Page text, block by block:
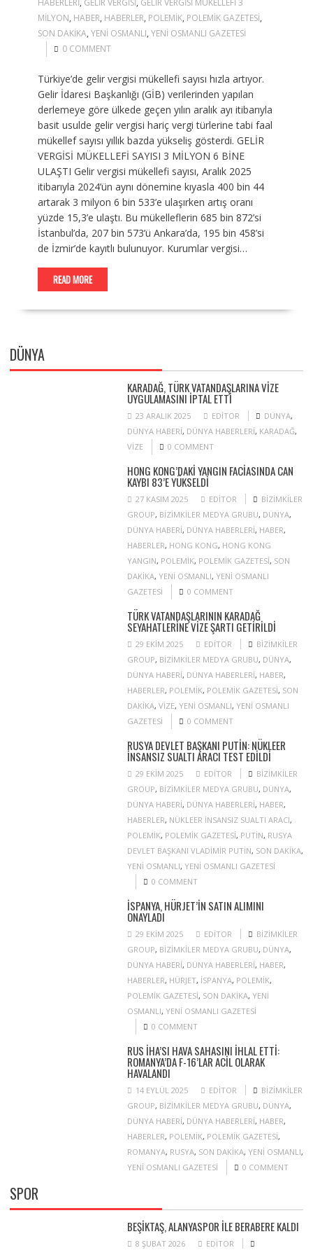
HABERLERI, GELIR VERGISI, GELIR VERGISI MÜKELLEFI 3
MILYON, HABER, HABERLER, POLEMIK, POLEMIK GAZETESI,
SON DAKIKA, YENI OSMANLI, YENI OSMANLI GAZETESI
0 COMMENT
Türkiye’de gelir vergisi mükellefi sayısı hızla artıyor.
Gelir İdaresi Başkanlığı (GİB) verilerinden yapılan
derlemeye göre ülkede geçen yılın aralık ayı itibarıyla
basit usulde gelir vergisi hariç vergi türlerine tabi faal
mükellef sayısı yıllık bazda yükseliş gösterdi. GELİR
VERGİSİ MÜKELLEFİ SAYISI 3 MİLYON 6 BİNE
ULAŞTI Gelir vergisi mükellefi sayısı, Aralık 2025
itibarıyla 2024’ün aynı dönemine kıyasla 400 bin 44
artarak 3 milyon 6 bin 533’e ulaşırken artış oranı
yüzde 15,3’e ulaştı. Bu mükelleflerin 685 bin 872’si
İstanbul’da, 207 bin 573’ü Ankara’da, 195 bin 458’si
de İzmir’de kayıtlı bulunuyor. Kurumlar vergisi…
READ MORE
DÜNYA
KARADAĞ, TÜRK VATANDAŞLARINA VIZE
UYGULAMASINI IPTAL ETTI
23 ARALIK 2025 EDITOR DÜNYA,
DÜNYA HABERI, DÜNYA HABERLERI, KARADAĞ,
VIZE
0 COMMENT
HONG KONG’DAKI YANGIN FACIASINDA CAN
KAYBI 83’E YÜKSELDI
27 KASIM 2025 EDITOR
BIZIMKILER
GROUP, BIZIMKILER MEDYA GRUBU, DÜNYA,
DÜNYA HABERI, DÜNYA HABERLERI, HABER,
HABERLER, HONG KONG, HONG KONG
YANGIN, POLEMIK, POLEMIK GAZETESI, SON
DAKIKA, YENI OSMANLI, YENI OSMANLI
GAZETESI
0 COMMENT
TÜRK VATANDAŞLARININ KARADAĞ
SEYAHATLERINE VIZE ŞARTI GETIRILDI
29 EKIM 2025 EDITOR
BIZIMKILER
GROUP, BIZIMKILER MEDYA GRUBU, DÜNYA,
DÜNYA HABERI, DÜNYA HABERLERI, HABER,
HABERLER, POLEMIK, POLEMIK GAZETESI, SON
DAKIKA, VIZE, YENI OSMANLI, YENI OSMANLI
GAZETESI
0 COMMENT
RUSYA DEVLET BAŞKANI PUTIN: NÜKLEER
INSANSIZ SUALTI ARACI TEST EDILDI
29 EKIM 2025 EDITOR
BIZIMKILER
GROUP, BIZIMKILER MEDYA GRUBU, DÜNYA,
DÜNYA HABERI, DÜNYA HABERLERI, HABER,
HABERLER, NÜKLEER INSANSIZ SUALTI ARACI,
POLEMIK, POLEMIK GAZETESI, PUTIN, RUSYA
DEVLET BAŞKANI VLADIMIR PUTIN, SON DAKIKA,
YENI OSMANLI, YENI OSMANLI GAZETESI
0 COMMENT
İSPANYA, HÜRJET’IN SATIN ALIMINI
ONAYLADI
29 EKIM 2025 EDITOR
BIZIMKILER
GROUP, BIZIMKILER MEDYA GRUBU, DÜNYA,
DÜNYA HABERI, DÜNYA HABERLERI, HABER,
HABERLER, HÜRJET, ISPANYA, POLEMIK,
POLEMIK GAZETESI, SON DAKIKA, YENI
OSMANLI, YENI OSMANLI GAZETESI
0 COMMENT
RUS İHA’SI HAVA SAHASINI IHLAL ETTI:
ROMANYA’DA F-16’LAR ACIL OLARAK
HAVALANDI
14 EYLÜL 2025 EDITOR
BIZIMKILER
GROUP, BIZIMKILER MEDYA GRUBU, DÜNYA,
DÜNYA HABERI, DÜNYA HABERLERI, HABER,
HABERLER, POLEMIK, POLEMIK GAZETESI,
ROMANYA, RUSYA, SON DAKIKA, YENI OSMANLI,
YENI OSMANLI GAZETESI
0 COMMENT
SPOR
BEŞIKTAŞ, ALANYASPOR ILE BERABERE KALDI
8 ŞUBAT 2026
EDITOR